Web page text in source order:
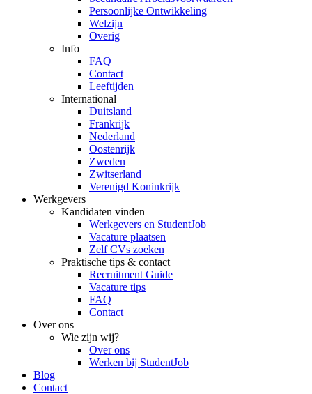
Persoonlijke Ontwikkeling
Welzijn
Overig
Info
FAQ
Contact
Leeftijden
International
Duitsland
Frankrijk
Nederland
Oostenrijk
Zweden
Zwitserland
Verenigd Koninkrijk
Werkgevers
Kandidaten vinden
Werkgevers en StudentJob
Vacature plaatsen
Zelf CVs zoeken
Praktische tips & contact
Recruitment Guide
Vacature tips
FAQ
Contact
Over ons
Wie zijn wij?
Over ons
Werken bij StudentJob
Blog
Contact